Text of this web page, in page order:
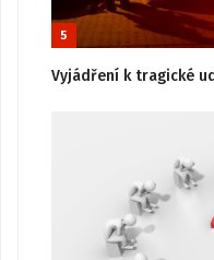
5
Vyjádření k tragické